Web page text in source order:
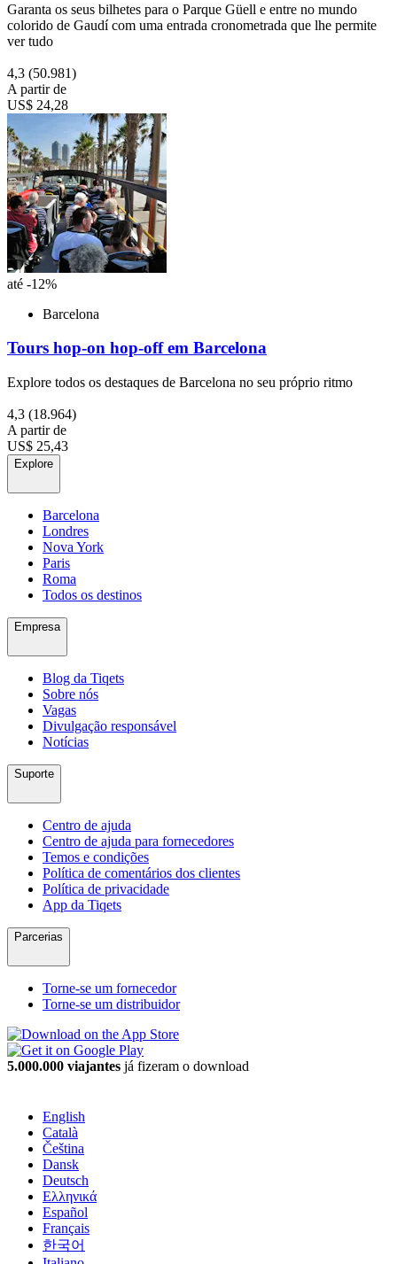
Garanta os seus bilhetes para o Parque Güell e entre no mundo
colorido de Gaudí com uma entrada cronometrada que lhe permite
ver tudo
4,3 (50.981)
A partir de
US$ 24,28
até -12%
Barcelona
Tours hop-on hop-off em Barcelona
Explore todos os destaques de Barcelona no seu próprio ritmo
4,3 (18.964)
A partir de
US$ 25,43
Explore
Barcelona
Londres
Nova York
Paris
Roma
Todos os destinos
Empresa
Blog da Tiqets
Sobre nós
Vagas
Divulgação responsável
Notícias
Suporte
Centro de ajuda
Centro de ajuda para fornecedores
Temos e condições
Política de comentários dos clientes
Política de privacidade
App da Tiqets
Parcerias
Torne-se um fornecedor
Torne-se um distribuidor
5.000.000 viajantes já fizeram o download
English
Català
Čeština
Dansk
Deutsch
Ελληνικά
Español
Français
한국어